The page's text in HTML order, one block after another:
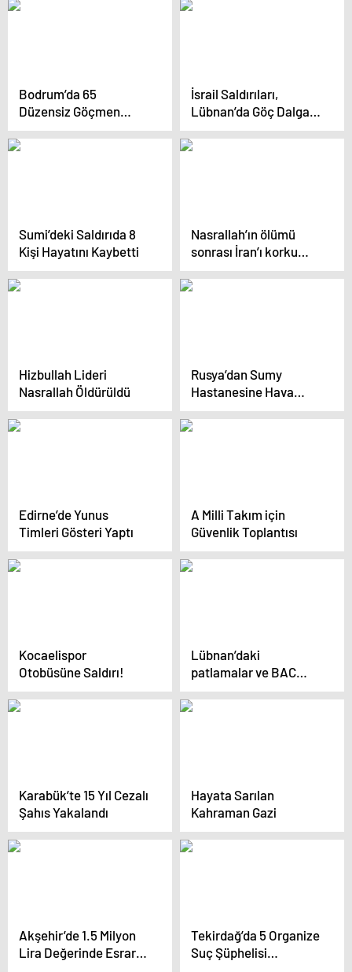
Bodrum’da 65
Düzensiz Göçmen
Yakalandı
İsrail Saldırıları,
Lübnan’da Göç Dalgası
Yarattı
Sumi’deki Saldırıda 8
Kişi Hayatını Kaybetti
Nasrallah’ın ölümü
sonrası İran’ı korku
sardı! Hamaney
güvenli bölgeye
Hizbullah Lideri
Nasrallah Öldürüldü
Rusya’dan Sumy
Hastanesine Hava
Saldırısı
Edirne’de Yunus
Timleri Gösteri Yaptı
A Milli Takım için
Güvenlik Toplantısı
Kocaelispor
Otobüsüne Saldırı!
Lübnan’daki
patlamalar ve BAC
Consulting KFT’nin
durumu
Karabük’te 15 Yıl Cezalı
Şahıs Yakalandı
Hayata Sarılan
Kahraman Gazi
Akşehir’de 1.5 Milyon
Lira Değerinde Esrar
Tekirdağ’da 5 Organize
Suç Şüphelisi